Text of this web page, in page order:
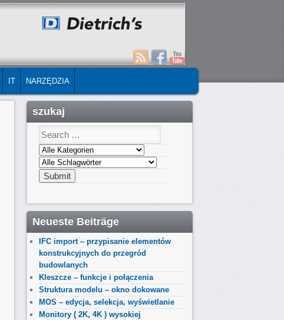
IT NARZĘDZIA
szukaj
Neueste Beiträge
IFC import – przypisanie elementów
konstrukcyjnych do przegród
budowlanych
Kleszcze – funkcje i połączenia
Struktura modelu – okno dokowane
MOS – edycja, selekcja, wyświetlanie
Monitory ( 2K, 4K ) wysokiej